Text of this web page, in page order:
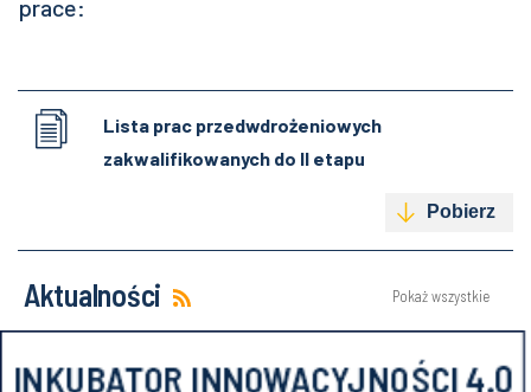
prace:
Lista prac przedwdrożeniowych
zakwalifikowanych do II etapu
Pobierz
Aktualności Pokaż wszystkie